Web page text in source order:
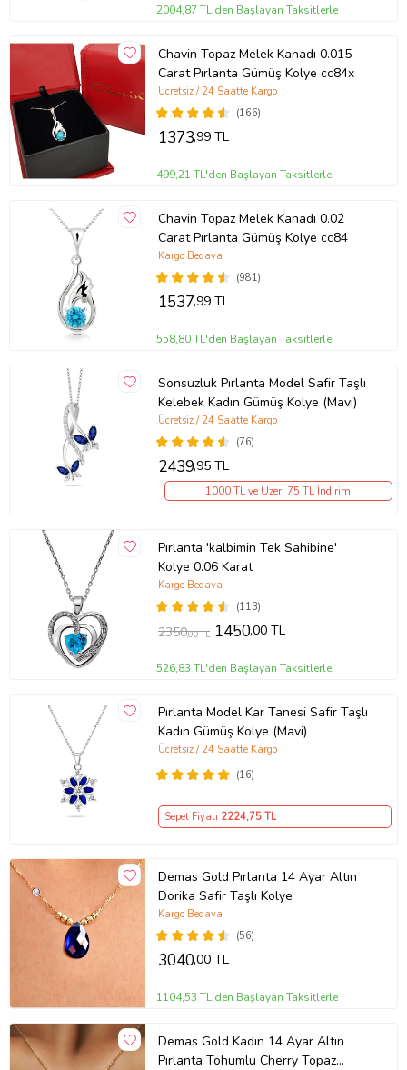
2004,87 TL'den Başlayan Taksitlerle
Chavin Topaz Melek Kanadı 0.015
Carat Pırlanta Gümüş Kolye cc84x
(166)
Ücretsiz / 24 Saatte Kargo
1373,99 TL
499,21 TL'den Başlayan Taksitlerle
Chavin Topaz Melek Kanadı 0.02
Carat Pırlanta Gümüş Kolye cc84
(981)
Kargo Bedava
1537,99 TL
558,80 TL'den Başlayan Taksitlerle
Sonsuzluk Pırlanta Model Safir Taşlı
Kelebek Kadın Gümüş Kolye (Mavi)
(76)
Ücretsiz / 24 Saatte Kargo
2439,95 TL
1000 TL ve Üzeri 75 TL İndirim
Pırlanta 'kalbimin Tek Sahibine'
Kolye 0.06 Karat
(113)
Kargo Bedava
2350,00 TL 1450,00 TL
526,83 TL'den Başlayan Taksitlerle
Pırlanta Model Kar Tanesi Safir Taşlı
Kadın Gümüş Kolye (Mavi)
(16)
Ücretsiz / 24 Saatte Kargo
Sepet Fiyatı 2224,75 TL
Demas Gold Pırlanta 14 Ayar Altın
Dorika Safir Taşlı Kolye
(56)
Kargo Bedava
3040,00 TL
1104,53 TL'den Başlayan Taksitlerle
Demas Gold Kadın 14 Ayar Altın
Pırlanta Tohumlu Cherry Topaz